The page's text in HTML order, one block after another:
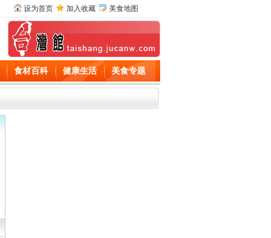
设为首页 加入收藏 美食地图
食材百科 健康生活 美食专题